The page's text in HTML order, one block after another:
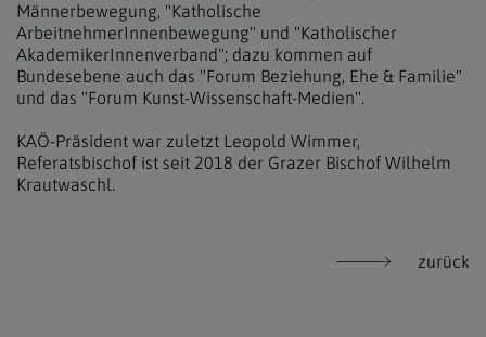
Männerbewegung, "Katholische
ArbeitnehmerInnenbewegung" und "Katholischer
AkademikerInnenverband"; dazu kommen auf
Bundesebene auch das "Forum Beziehung, Ehe & Familie"
und das "Forum Kunst-Wissenschaft-Medien".
KAÖ-Präsident war zuletzt Leopold Wimmer,
Referatsbischof ist seit 2018 der Grazer Bischof Wilhelm
Krautwaschl.
zurück